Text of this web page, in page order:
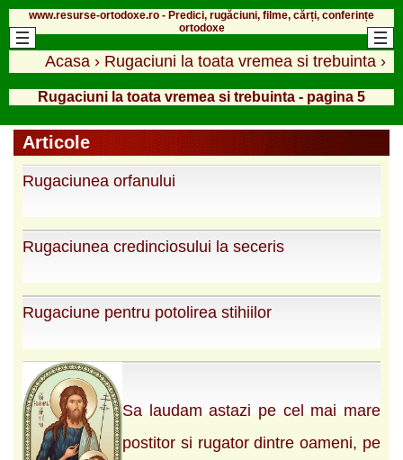
www.resurse-ortodoxe.ro - Predici, rugăciuni, filme, cărți, conferințe
ortodoxe
Acasa › Rugaciuni la toata vremea si trebuinta ›
Rugaciuni la toata vremea si trebuinta - pagina 5
Articole
Rugaciunea orfanului
Rugaciunea credinciosului la seceris
Rugaciune pentru potolirea stihiilor
Sa laudam astazi pe cel mai mare
postitor si rugator dintre oameni, pe